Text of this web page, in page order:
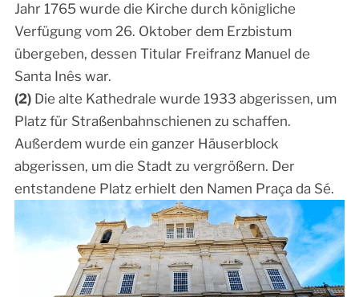
Jahr 1765 wurde die Kirche durch königliche
Verfügung vom 26. Oktober dem Erzbistum
übergeben, dessen Titular Freifranz Manuel de
Santa Inês war.
(2)Die alte Kathedrale wurde 1933 abgerissen, um
Platz für Straßenbahnschienen zu schaffen.
Außerdem wurde ein ganzer Häuserblock
abgerissen, um die Stadt zu vergrößern. Der
entstandene Platz erhielt den Namen Praça da Sé.